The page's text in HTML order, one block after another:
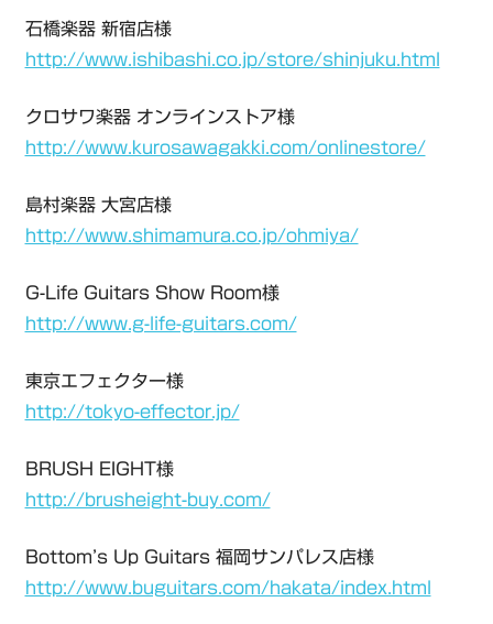
石橋楽器 新宿店様
http://www.ishibashi.co.jp/store/shinjuku.html
クロサワ楽器 オンラインストア様
http://www.kurosawagakki.com/onlinestore/
島村楽器 大宮店様
http://www.shimamura.co.jp/ohmiya/
G-Life Guitars Show Room様
http://www.g-life-guitars.com/
東京エフェクター様
http://tokyo-effector.jp/
BRUSH EIGHT様
http://brusheight-buy.com/
Bottom’s Up Guitars 福岡サンパレス店様
http://www.buguitars.com/hakata/index.html